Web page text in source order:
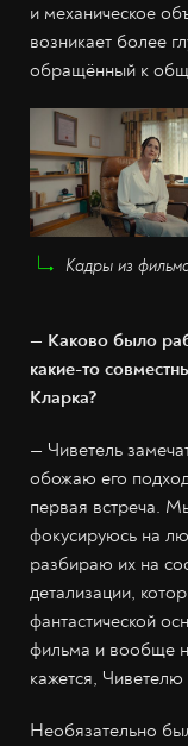
и механическое
возникает более
обращённый к
Кадры из
— Каково было
какие-то
Кларка?
— Чиветель
обожаю его
первая встреча.
фокусируюсь на
разбираю их на
детализации,
фантастической
фильма и вообще
кажется,
Необязательно